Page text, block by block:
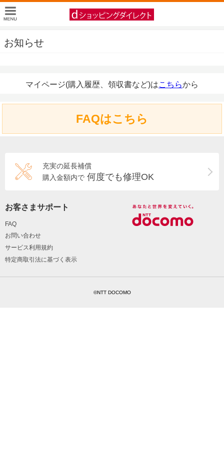
お知らせ
マイページ(購入履歴、領収書など)はこちらから
FAQはこちら
充実の延長補償
購入金額内で 何度でも修理OK
お客さまサポート
FAQ
お問い合わせ
サービス利用規約
特定商取引法に基づく表示
©NTT DOCOMO